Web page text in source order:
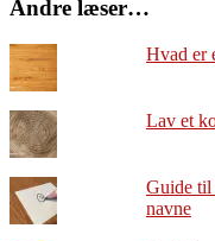
Andre læser…
Hvad er
Lav et
Guide til
navne